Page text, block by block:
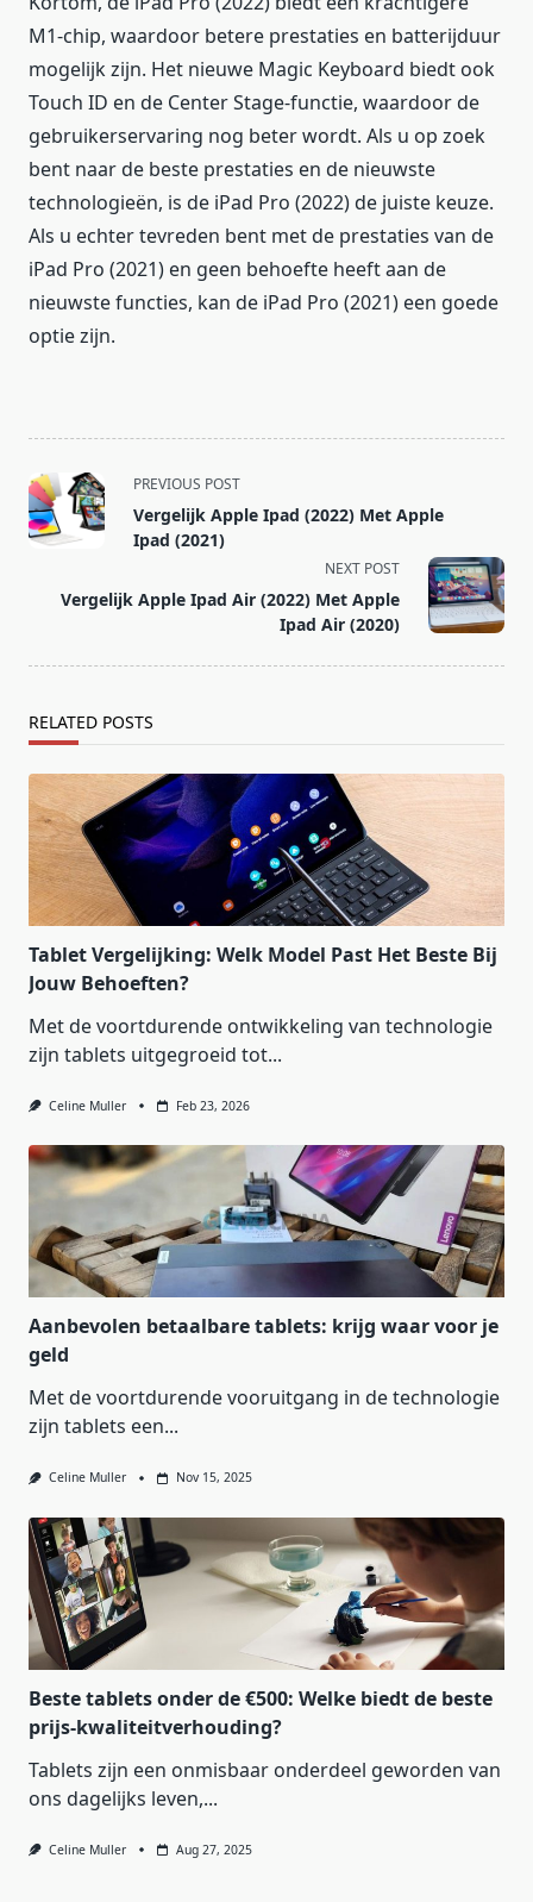
M1-chip, waardoor betere prestaties en batterijduur
mogelijk zijn. Het nieuwe Magic Keyboard biedt ook
Touch ID en de Center Stage-functie, waardoor de
gebruikerservaring nog beter wordt. Als u op zoek
bent naar de beste prestaties en de nieuwste
technologieën, is de iPad Pro (2022) de juiste keuze.
Als u echter tevreden bent met de prestaties van de
iPad Pro (2021) en geen behoefte heeft aan de
nieuwste functies, kan de iPad Pro (2021) een goede
optie zijn.
<span
class="nav-
subtitle
reader-
PREVIOUS POST
Vergelijk Apple Ipad (2022) Met Apple
Ipad (2021)
NEXT POST
Vergelijk Apple Ipad Air (2022) Met Apple
Ipad Air (2020)
RELATED POSTS
Tablet Vergelijking: Welk Model Past Het Beste Bij
Jouw Behoeften?
Met de voortdurende ontwikkeling van technologie
zijn tablets uitgegroeid tot...
Celine Muller Feb 23, 2026
Aanbevolen betaalbare tablets: krijg waar voor je
geld
Met de voortdurende vooruitgang in de technologie
zijn tablets een...
Celine Muller Nov 15, 2025
Beste tablets onder de €500: Welke biedt de beste
prijs-kwaliteitverhouding?
Tablets zijn een onmisbaar onderdeel geworden van
ons dagelijks leven,...
Celine Muller Aug 27, 2025